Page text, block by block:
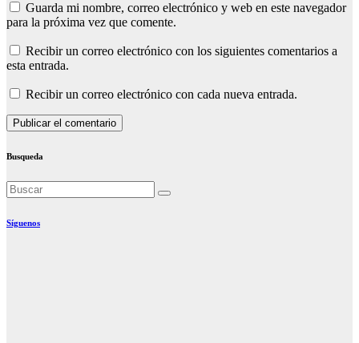
Guarda mi nombre, correo electrónico y web en este navegador
para la próxima vez que comente.
Recibir un correo electrónico con los siguientes comentarios a
esta entrada.
Recibir un correo electrónico con cada nueva entrada.
Busqueda
Síguenos